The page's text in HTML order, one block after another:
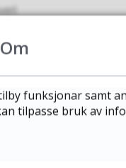
Om
funksjonar samt
tilpasse bruk av